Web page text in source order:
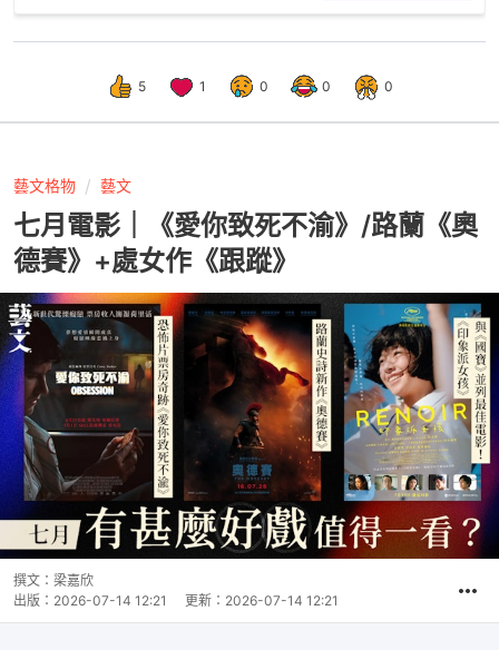
5 1 0 0 0
藝文格物 藝文
七月電影｜《愛你致死不渝》/路蘭《奧
德賽》+處女作《跟蹤》
撰文： 梁嘉欣
出版： 2026-07-14 12:21 更新： 2026-07-14 12:21